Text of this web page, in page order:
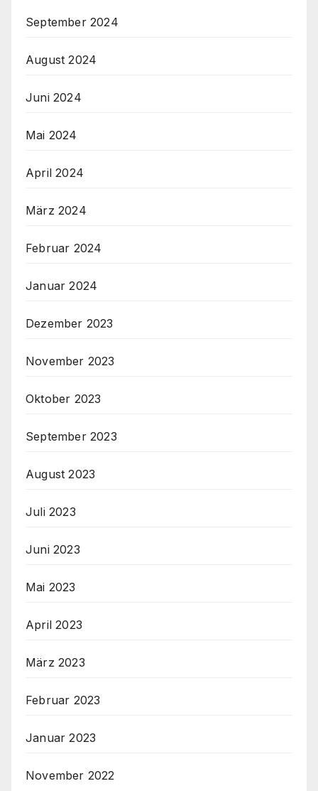
September 2024
August 2024
Juni 2024
Mai 2024
April 2024
März 2024
Februar 2024
Januar 2024
Dezember 2023
November 2023
Oktober 2023
September 2023
August 2023
Juli 2023
Juni 2023
Mai 2023
April 2023
März 2023
Februar 2023
Januar 2023
November 2022